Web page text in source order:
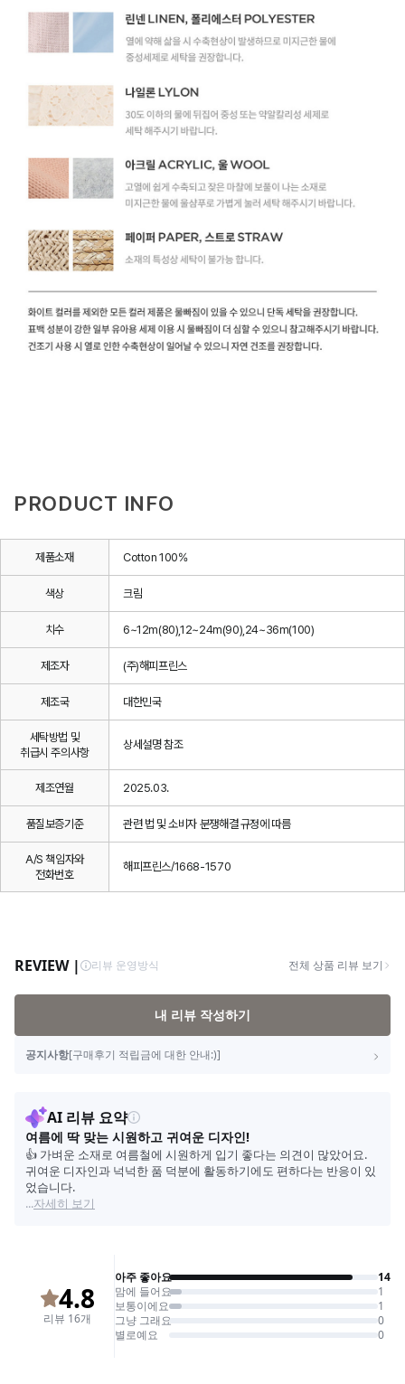
PRODUCT INFO
제품소재 Cotton 100%
색상 크림
치수 6~12m(80),12~24m(90),24~36m(100)
제조자 (주)해피프린스
제조국 대한민국
세탁방법 및
취급시 주의사항
상세설명 참조
제조연월 2025.03.
품질보증기준 관련 법 및 소비자 분쟁해결 규정에 따름
A/S 책임자와
전화번호
해피프린스/1668-1570